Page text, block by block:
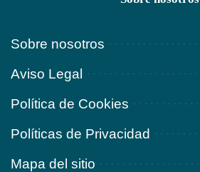
Sobre nosotros
Aviso Legal
Política de Cookies
Políticas de Privacidad
Mapa del sitio